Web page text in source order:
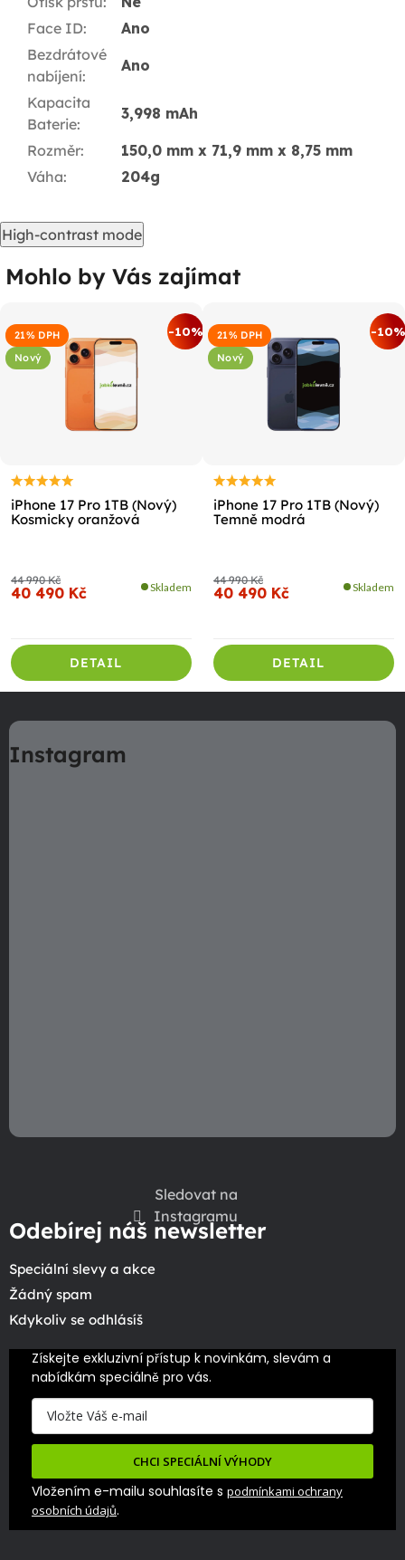
Face ID:
Ano
Bezdrátové
nabíjení:
Ano
Kapacita
Baterie:
3,998 mAh
Rozměr:
150,0 mm x 71,9 mm x 8,75 mm
Váha: 204g
High-contrast mode
Mohlo by Vás zajímat
21% DPH
Nový
-10%
iPhone 17 Pro 1TB (Nový)
Kosmicky oranžová
44 990 Kč
40 490 Kč Skladem
DETAIL
21% DPH
Nový
-10%
iPhone 17 Pro 1TB (Nový)
Temně modrá
44 990 Kč
40 490 Kč Skladem
DETAIL
á
pInstagram
Sledovat na
Instagramu
Odebírej náš newsletter
Speciální slevy a akce
Žádný spam
Kdykoliv se odhlásíš
Získejte exkluzivní přístup k novinkám, slevám a
nabídkám speciálně pro vás.
CHCI SPECIÁLNÍ VÝHODY
Vložením e-mailu souhlasíte s podmínkami ochrany
osobních údajů.